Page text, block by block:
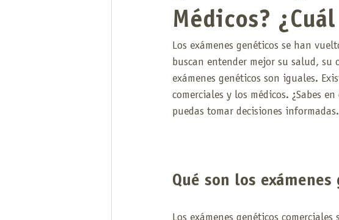
Médicos?
Los exámenes genéticos se han
buscan entender mejor su salud, su
exámenes genéticos son iguales.
comerciales y los médicos. ¿Sabes
puedas tomar decisiones informadas.
Qué son los